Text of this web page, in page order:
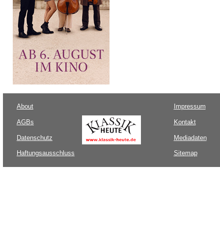
About
AGBs
Datenschutz
Haftungsausschluss
Impressum
Kontakt
Mediadaten
Sitemap